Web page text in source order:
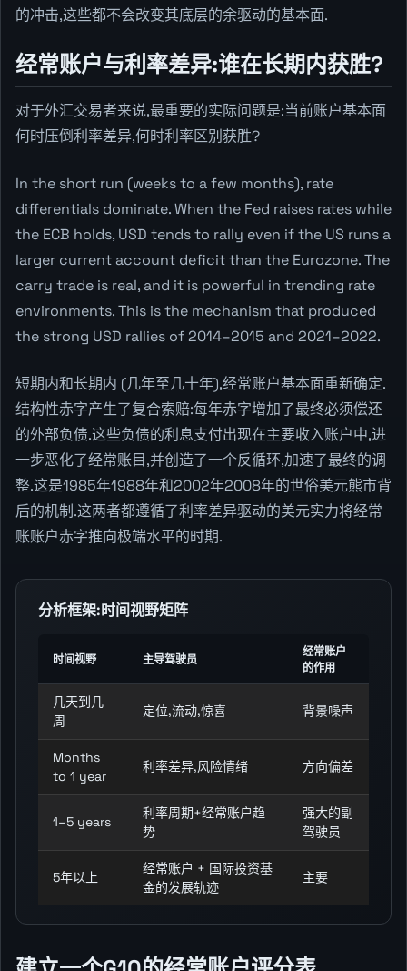
的冲击,这些都不会改变其底层的余驱动的基本面.
经常账户与利率差异:谁在长期内获胜?
对于外汇交易者来说,最重要的实际问题是:当前账户基本面
何时压倒利率差异,何时利率区别获胜?
In the short run (weeks to a few months), rate
differentials dominate. When the Fed raises rates while
the ECB holds, USD tends to rally even if the US runs a
larger current account deficit than the Eurozone. The
carry trade is real, and it is powerful in trending rate
environments. This is the mechanism that produced
the strong USD rallies of 2014–2015 and 2021–2022.
短期内和长期内 (几年至几十年),经常账户基本面重新确定.
结构性赤字产生了复合索赔:每年赤字增加了最终必须偿还
的外部负债.这些负债的利息支付出现在主要收入账户中,进
一步恶化了经常账目,并创造了一个反循环,加速了最终的调
整.这是1985年1988年和2002年2008年的世俗美元熊市背
后的机制.这两者都遵循了利率差异驱动的美元实力将经常
账账户赤字推向极端水平的时期.
分析框架:时间视野矩阵
时间视野 主导驾驶员
经常账户
的作用
几天到几
周
定位,流动,惊喜 背景噪声
Months
to 1 year
利率差异,风险情绪 方向偏差
1–5 years
利率周期+经常账户趋
势
强大的副
驾驶员
5年以上
经常账户 + 国际投资基
金的发展轨迹
主要